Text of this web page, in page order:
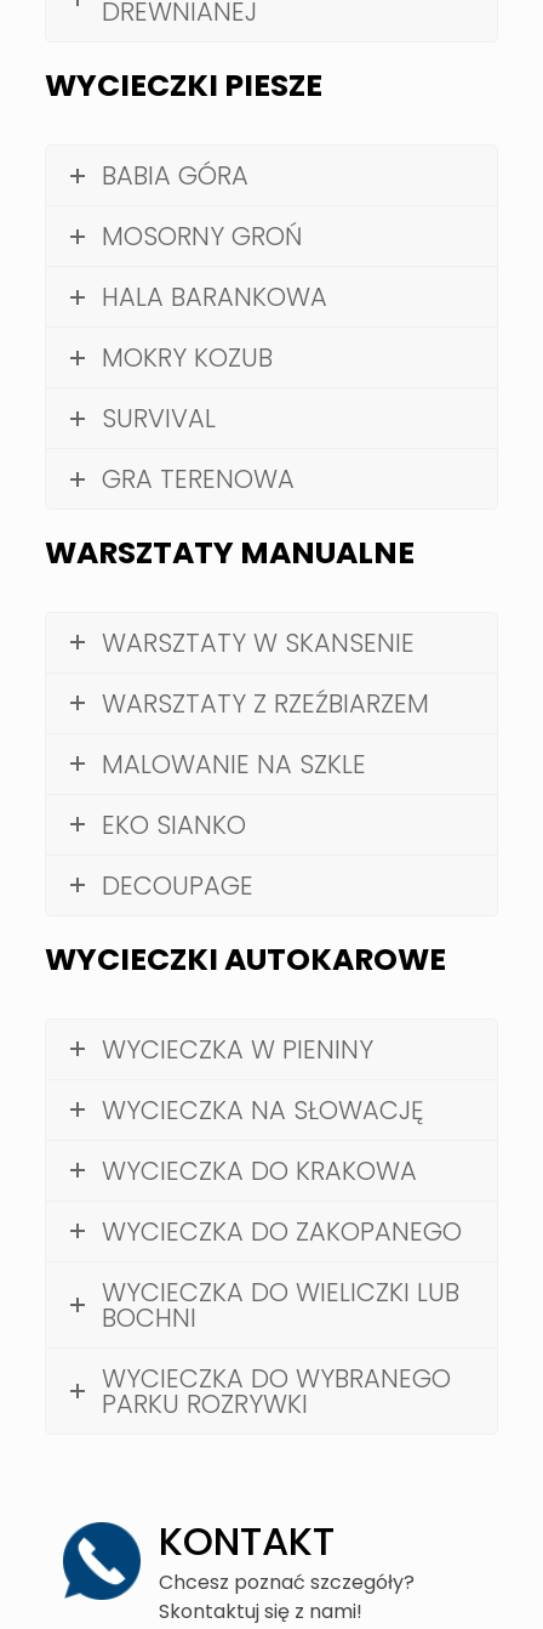
DREWNIANEJ
WYCIECZKI PIESZE
BABIA GÓRA
MOSORNY GROŃ
HALA BARANKOWA
MOKRY KOZUB
SURVIVAL
GRA TERENOWA
WARSZTATY MANUALNE
WARSZTATY W SKANSENIE
WARSZTATY Z RZEŹBIARZEM
MALOWANIE NA SZKLE
EKO SIANKO
DECOUPAGE
WYCIECZKIAUTOKAROWE
WYCIECZKA W PIENINY
WYCIECZKA NA SŁOWACJĘ
WYCIECZKA DO KRAKOWA
WYCIECZKA DO ZAKOPANEGO
WYCIECZKA DO WIELICZKI LUB
BOCHNI
WYCIECZKA DO WYBRANEGO
PARKU ROZRYWKI
KONTAKT
Chcesz poznać szczegóły?
Skontaktuj się z nami!